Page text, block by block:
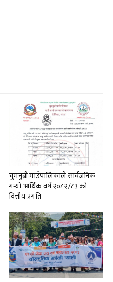
चुमनुब्री गाउँपालिकाले सार्वजनिक
गर्‍यो आर्थिक वर्ष २०८२/८३ को
वित्तीय प्रगति